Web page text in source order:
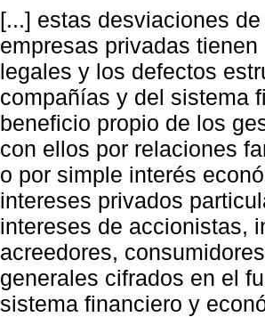
[...] estas desviaciones
empresas privadas
legales y los defectos
compañías y del sistema
beneficio propio de los
con ellos por relaciones
o por simple interés
intereses privados
intereses de accionistas,
acreedores,
generales cifrados en el
sistema financiero y